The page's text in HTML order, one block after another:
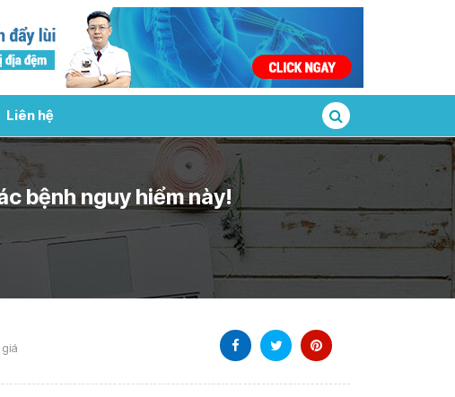
Liên hệ
bệnh nguy hiểm này!